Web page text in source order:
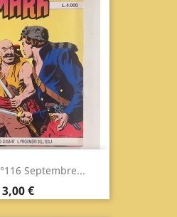
Septembre...
Prix
3,00 €